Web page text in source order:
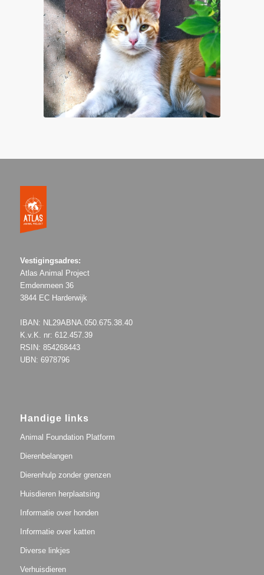
Vestigingsadres:
Atlas Animal Project
Emdenmeen 36
3844 EC Harderwijk
IBAN: NL29ABNA.050.675.38.40
K.v.K. nr: 612.457.39
RSIN: 854268443
UBN: 6978796
Handige links
Animal Foundation Platform
Dierenbelangen
Dierenhulp zonder grenzen
Huisdieren herplaatsing
Informatie over honden
Informatie over katten
Diverse linkjes
Verhuisdieren